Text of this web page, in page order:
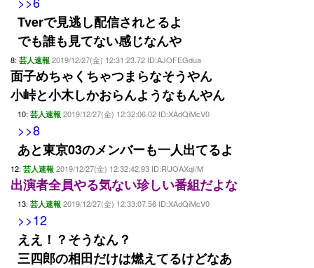
Tverで見逃し配信されとるよ
でも誰も見てない感じなんや
8: 芸人速報 2019/12/27(金) 12:31:23.72 ID:AJOFEGdua
面子めちゃくちゃつまらなそうやん
小峠と小木しかおらんようなもんやん
10: 芸人速報 2019/12/27(金) 12:32:06.02 ID:XAdQiMcV0
>>8
あと東京03のメンバーも一人出てるよ
12: 芸人速報 2019/12/27(金) 12:32:42.93 ID:RUOAXqI/M
出演者全員やる気ない珍しい番組だよな
13: 芸人速報 2019/12/27(金) 12:33:07.56 ID:XAdQiMcV0
>>12
ええ！？そうなん？
三四郎の相田だけは燃えてるけどなあ